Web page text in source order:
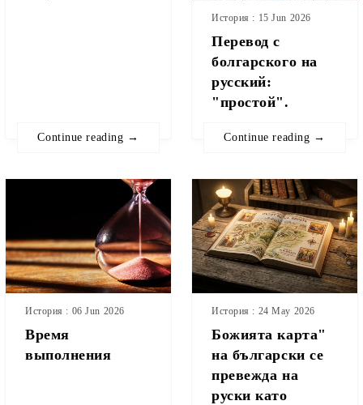
Continue reading →
Перевод с
болгарского на
русский:
"простой".
История : 15 Jun 2026
Continue reading →
Время
выполнения
История : 06 Jun 2026
Божията карта"
на български се
превежда на
руски като
История : 24 May 2026